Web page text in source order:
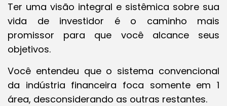
Ter uma visão integral e sistêmica sobre sua
vida de investidor é o caminho mais
promissor para que você alcance seus
objetivos.
Você entendeu que o sistema convencional
da indústria financeira foca somente em 1
área, desconsiderando as outras restantes.